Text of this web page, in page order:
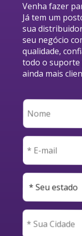
Venha fazer
Já tem um
sua
seu negócio
qualidade,
todo o suporte
ainda mais